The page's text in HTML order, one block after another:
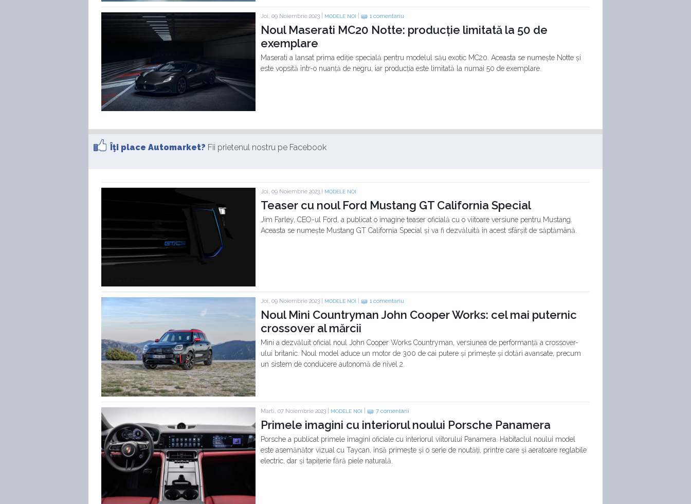
Joi, 09 Noiembrie 2023 | MODELE NOI 1 comentariu
Noul Maserati MC20 Notte: producție limitată la 50 de
exemplare
Maserati a lansat prima ediție specială pentru modelul său exotic MC20. Aceasta se numește Notte și
este vopsită într-o nuanță de negru, iar producția este limitată la numai 50 de exemplare.
Îţi place Automarket? Fii prietenul nostru pe Facebook
Joi, 09 Noiembrie 2023 | MODELE NOI
Teaser cu noul Ford Mustang GT California Special
Jim Farley, CEO-ul Ford, a publicat o imagine teaser oficială cu o viitoare versiune pentru Mustang.
Aceasta se numește Mustang GT California Special și va fi dezvăluită în acest sfârșit de săptămână.
Joi, 09 Noiembrie 2023 | MODELE NOI 1 comentariu
Noul Mini Countryman John Cooper Works: cel mai puternic
crossover al mărcii
Mini a dezvăluit oficial noul John Cooper Works Countryman, versiunea de performanță a crossover-
ului britanic. Noul model aduce un motor de 300 de cai putere și primește și dotări avansate, precum
un sistem de conducere autonomă de nivel 2.
Marti, 07 Noiembrie 2023 | MODELE NOI 7 comentarii
Primele imagini cu interiorul noului Porsche Panamera
Porsche a publicat primele imagini oficiale cu interiorul viitorului Panamera. Habitaclul noului model
este asemănător vizual cu Taycan, însă primește și o serie de noutăți, printre care și aeratoare reglabile
electric, dar și tapițerie fără piele naturală.